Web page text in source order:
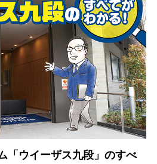
「ウイーザス九段」のすべ